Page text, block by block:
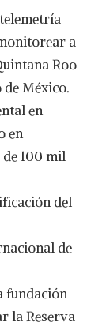
a
Roo
México.
en
en
100 mil
del
de
fundación
la Reserva